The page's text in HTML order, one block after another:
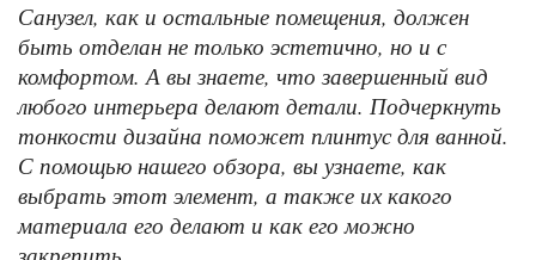
Санузел, как и остальные помещения, должен
быть отделан не только эстетично, но и с
комфортом. А вы знаете, что завершенный вид
любого интерьера делают детали. Подчеркнуть
тонкости дизайна поможет плинтус для ванной.
С помощью нашего обзора, вы узнаете, как
выбрать этот элемент, а также их какого
материала его делают и как его можно